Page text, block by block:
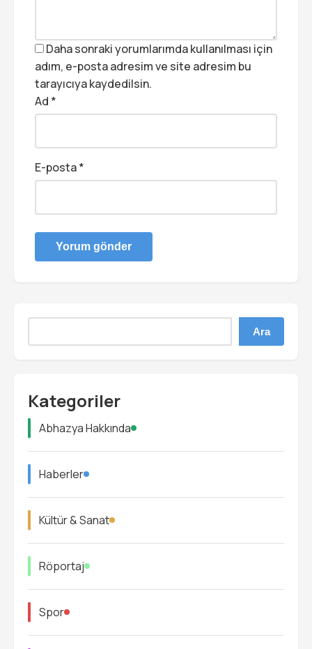
Daha sonraki yorumlarımda kullanılması için
adım, e-posta adresim ve site adresim bu
tarayıcıya kaydedilsin.
Ad *
E-posta*
Ara
Kategoriler
Abhazya Hakkında
Haberler
Kültür & Sanat
Röportaj
Spor